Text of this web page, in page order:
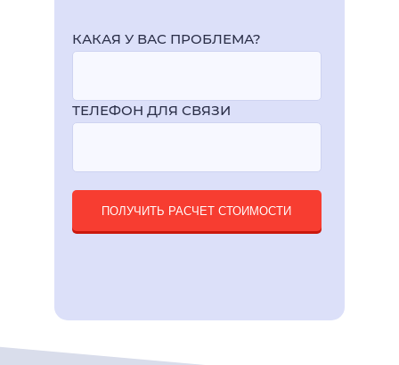
КАКАЯ У ВАС ПРОБЛЕМА?
ТЕЛЕФОН ДЛЯ СВЯЗИ
ПОЛУЧИТЬ РАСЧЕТ СТОИМОСТИ